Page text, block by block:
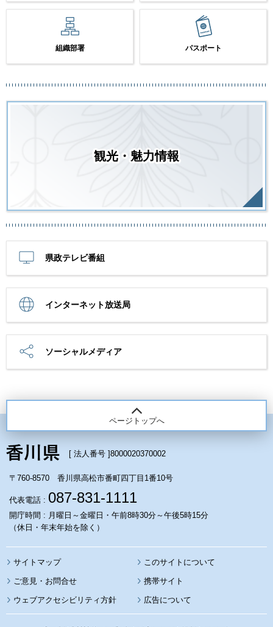
組織部署 パスポート
観光・魅力情報
県政テレビ番組
インターネット放送局
ソーシャルメディア
ページトップへ
[ 法人番号 ]8000020370002
〒760-8570 香川県高松市番町四丁目1番10号
代表電話 : 087-831-1111
開庁時間 : 月曜日～金曜日・午前8時30分～午後5時15分
（休日・年末年始を除く）
サイトマップ このサイトについて
携帯サイト
ウェブアクセシビリティ方針 広告について